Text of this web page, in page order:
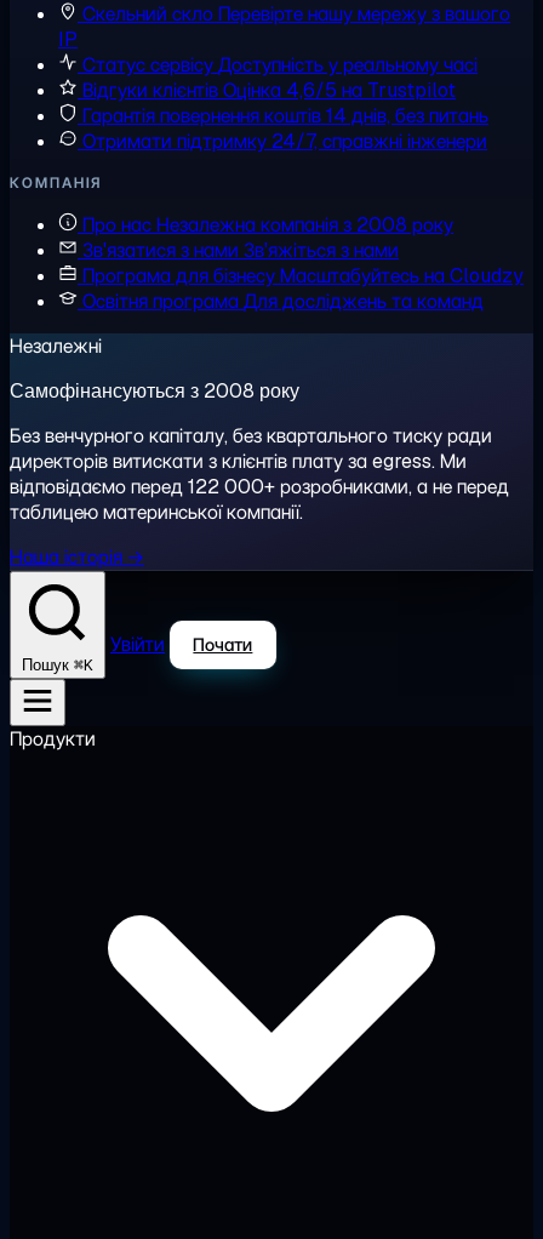
Скельний скло Перевірте нашу мережу з вашого
IP
Статус сервісуДоступність у реальному часі
Відгуки клієнтівОцінка 4,6/5 на Trustpilot
Гарантія повернення коштів14 днів, без питань
Отримати підтримку 24/7, справжні інженери
КОМПАНІЯ
Про насНезалежна компанія з 2008 року
Зв'язатися з нами Зв'яжіться з нами
Програма для бізнесуМасштабуйтесь на Cloudzy
Освітня програмаДля досліджень та команд
Незалежні
Самофінансуються з 2008 року
Без венчурного капіталу, без квартального тиску ради
директорів витискати з клієнтів плату за egress. Ми
відповідаємо перед 122 000+ розробниками, а не перед
таблицею материнської компанії.
Наша історія →
Пошук ⌘K
Увійти Почати
Продукти